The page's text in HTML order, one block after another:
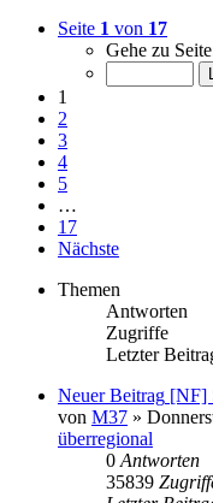
Seite 1 von 17
Gehe zu
1
2
3
4
5
…
17
Nächste
Themen
Antworten
Zugriffe
Letzter
Neuer Beitrag [NF]
von M37 »
überregional
0Antworten
35839